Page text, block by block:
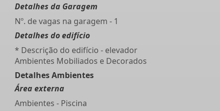
Detalhes da Garagem
Nº. de vagas na garagem - 1
Detalhes do edifício
* Descrição do edifício - elevador
Ambientes Mobiliados e Decorados
Detalhes Ambientes
Área externa
Ambientes - Piscina